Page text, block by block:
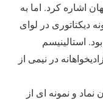
اشاره کرد. اما به
دیکتاتوری در لوای
استالینیسم
در نیمی از
و نمونه ای از